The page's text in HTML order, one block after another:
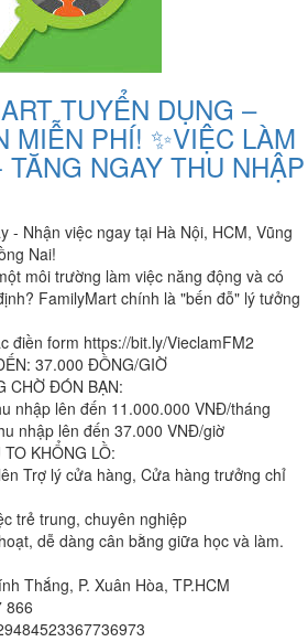
TUYỂN DỤNG –
MIỄN PHÍ! ✨VIỆC LÀM
TĂNG NGAY THU NHẬP
- Nhận việc ngay tại Hà Nội, HCM, Vũng
Nai!
môi trường làm việc năng động và có
FamilyMart chính là "bến đỗ" lý tưởng
điền form https://bit.ly/VieclamFM2
37.000 ĐỒNG/GIỜ
CHỜ ĐÓN BẠN:
nhập lên đến 11.000.000 VNĐ/tháng
nhập lên đến 37.000 VNĐ/giờ
KHỔNG LỒ:
Trợ lý cửa hàng, Cửa hàng trưởng chỉ
trẻ trung, chuyên nghiệp
dễ dàng cân bằng giữa học và làm.
Thắng, P. Xuân Hòa, TP.HCM
866